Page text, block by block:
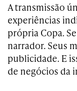
A transmissão
experiências
própria Copa.
narrador. Seus
publicidade. E
de negócios da